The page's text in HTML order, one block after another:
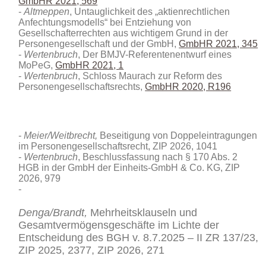
Altmeppen, Untauglichkeit des „aktienrechtlichen
Anfechtungsmodells“ bei Entziehung von
Gesellschafterrechten aus wichtigem Grund in der
Personengesellschaft und der GmbH,GmbHR 2021, 345
Wertenbruch, Der BMJV-Referentenentwurf eines
MoPeG,GmbHR 2021, 1
Wertenbruch, Schloss Maurach zur Reform des
Personengesellschaftsrechts,GmbHR 2020, R196
Meier/Weitbrecht, Beseitigung von Doppeleintragungen
im Personengesellschaftsrecht, ZIP 2026, 1041
Wertenbruch, Beschlussfassung nach § 170 Abs. 2
HGB in der GmbH der Einheits-GmbH & Co. KG, ZIP
2026, 979
Denga/Brandt, Mehrheitsklauseln und
Gesamtvermögensgeschäfte im Lichte der
Entscheidung des BGH v. 8.7.2025 – II ZR 137/23,
ZIP 2025, 2377,ZIP 2026, 271